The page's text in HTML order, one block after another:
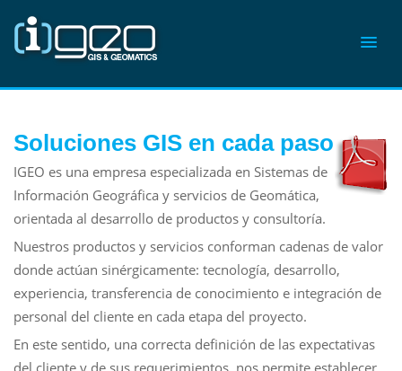
Soluciones GIS en cada paso
IGEO es una empresa especializada en Sistemas de
Información Geográfica y servicios de Geomática,
orientada al desarrollo de productos y consultoría.
Nuestros productos y servicios conforman cadenas de valor
donde actúan sinérgicamente: tecnología, desarrollo,
experiencia, transferencia de conocimiento e integración de
personal del cliente en cada etapa del proyecto.
En este sentido, una correcta definición de las expectativas
del cliente y de sus requerimientos, nos permite establecer